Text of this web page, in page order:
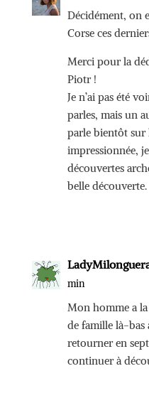
Décidément, on
Corse ces
Merci pour la
Piotr !
Je n’ai pas été
parles, mais un
parle bientôt sur
impressionnée,
découvertes
belle découverte.
min
Mon homme a
de famille là-bas
retourner en
continuer à